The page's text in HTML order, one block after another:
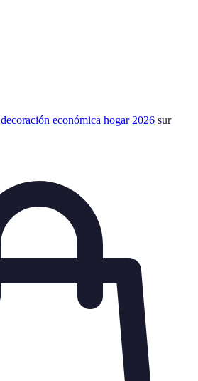
decoración económica hogar 2026 sur